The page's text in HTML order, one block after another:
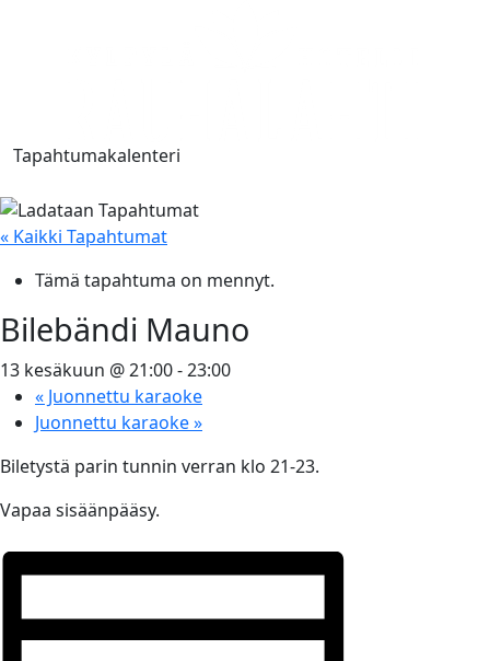
Tapahtumakalenteri
« Kaikki Tapahtumat
Tämä tapahtuma on mennyt.
Bilebändi Mauno
13 kesäkuun @ 21:00-23:00
« Juonnettu karaoke
Juonnettu karaoke»
Biletystä parin tunnin verran klo 21-23.
Vapaa sisäänpääsy.